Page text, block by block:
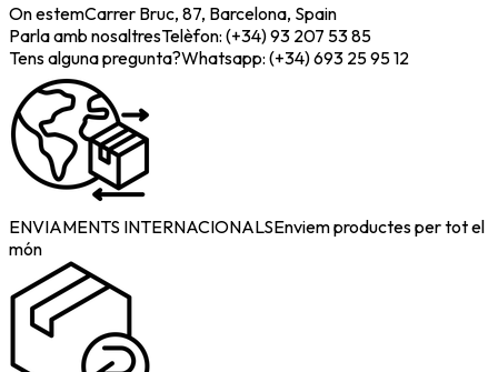
On estemCarrer Bruc, 87, Barcelona, Spain
Parla amb nosaltresTelèfon: (+34) 93 207 53 85
Tens alguna pregunta?Whatsapp: (+34) 693 25 95 12
ENVIAMENTS INTERNACIONALSEnviem productes per tot el
món